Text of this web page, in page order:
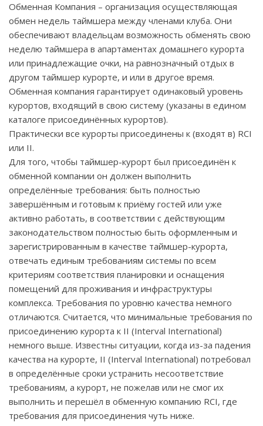
Обменная Компания – организация осуществляющая
обмен недель таймшера между членами клуба. Они
обеспечивают владельцам возможность обменять свою
неделю таймшера в апартаментах домашнего курорта
или принадлежащие очки, на равнозначный отдых в
другом таймшер курорте, и или в другое время.
Обменная компания гарантирует одинаковый уровень
курортов, входящий в свою систему (указаны в едином
каталоге присоединённых курортов).
Практически все курорты присоединены к (входят в) RCI
или II.
Для того, чтобы таймшер-курорт был присоединён к
обменной компании он должен выполнить
определённые требования: быть полностью
завершённым и готовым к приёму гостей или уже
активно работать, в соответствии с действующим
законодательством полностью быть оформленным и
зарегистрированным в качестве таймшер-курорта,
отвечать единым требованиям системы по всем
критериям соответствия планировки и оснащения
помещений для проживания и инфраструктуры
комплекса. Требования по уровню качества немного
отличаются. Считается, что минимальные требования по
присоединению курорта к II (Interval International)
немного выше. Известны ситуации, когда из-за падения
качества на курорте, II (Interval International) потребовал
в определённые сроки устранить несоответствие
требованиям, а курорт, не пожелав или не смог их
выполнить и перешёл в обменную компанию RCI, где
требования для присоединения чуть ниже.